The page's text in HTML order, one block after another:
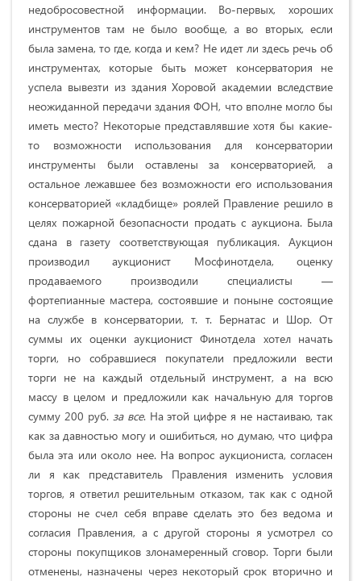
недобросовестной информации. Во-первых, хороших
инструментов там не было вообще, а во вторых, если
была замена, то где, когда и кем? Не идет ли здесь речь об
инструментах, которые быть может консерватория не
успела вывезти из здания Хоровой академии вследствие
неожиданной передачи здания ФОН, что вполне могло бы
иметь место? Некоторые представлявшие хотя бы какие-
то возможности использования для консерватории
инструменты были оставлены за консерваторией, а
остальное лежавшее без возможности его использования
консерваторией «кладбище» роялей Правление решило в
целях пожарной безопасности продать с аукциона. Была
сдана в газету соответствующая публикация. Аукцион
производил аукционист Мосфинотдела, оценку
продаваемого производили специалисты —
фортепианные мастера, состоявшие и поныне состоящие
на службе в консерватории, т. т. Бернатас и Шор. От
суммы их оценки аукционист Финотдела хотел начать
торги, но собравшиеся покупатели предложили вести
торги не на каждый отдельный инструмент, а на всю
массу в целом и предложили как начальную для торгов
сумму 200 руб. за все. На этой цифре я не настаиваю, так
как за давностью могу и ошибиться, но думаю, что цифра
была эта или около нее. На вопрос аукциониста, согласен
ли я как представитель Правления изменить условия
торгов, я ответил решительным отказом, так как с одной
стороны не счел себя вправе сделать это без ведома и
согласия Правления, а с другой стороны я усмотрел со
стороны покупщиков злонамеренный сговор. Торги были
отменены, назначены через некоторый срок вторично и